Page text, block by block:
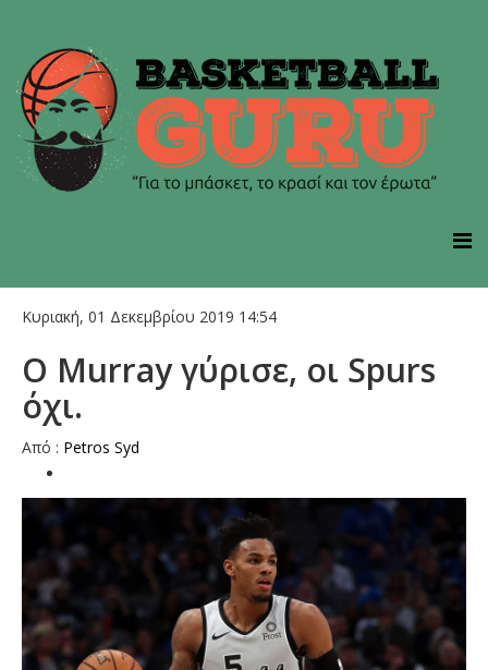
Κυριακή, 01 Δεκεμβρίου 2019 14:54
Ο Μurray γύρισε, οι Spurs
όχι.
Από : Petros Syd